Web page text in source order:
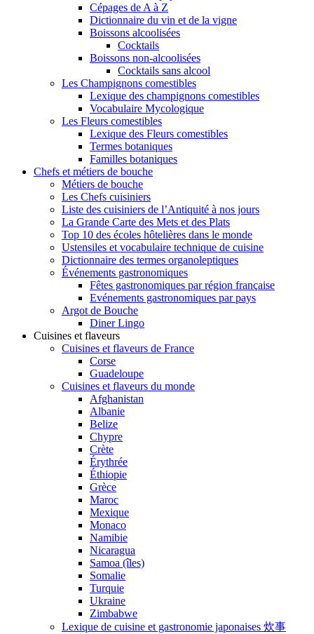
Cépages de A à Z
Dictionnaire du vin et de la vigne
Boissons alcoolisées
Cocktails
Boissons non-alcoolisées
Cocktails sans alcool
Les Champignons comestibles
Lexique des champignons comestibles
Vocabulaire Mycologique
Les Fleurs comestibles
Lexique des Fleurs comestibles
Termes botaniques
Familles botaniques
Chefs et métiers de bouche
Métiers de bouche
Les Chefs cuisiniers
Liste des cuisiniers de l’Antiquité à nos jours
La Grande Carte des Mets et des Plats
Top 10 des écoles hôtelières dans le monde
Ustensiles et vocabulaire technique de cuisine
Dictionnaire des termes organoleptiques
Événements gastronomiques
Fêtes gastronomiques par région française
Evénements gastronomiques par pays
Argot de Bouche
Diner Lingo
Cuisines et flaveurs
Cuisines et flaveurs de France
Corse
Guadeloupe
Cuisines et flaveurs du monde
Afghanistan
Albanie
Belize
Chypre
Crète
Érythrée
Éthiopie
Grèce
Maroc
Mexique
Monaco
Namibie
Nicaragua
Samoa (îles)
Somalie
Turquie
Ukraine
Zimbabwe
Lexique de cuisine et gastronomie japonaises 炊事